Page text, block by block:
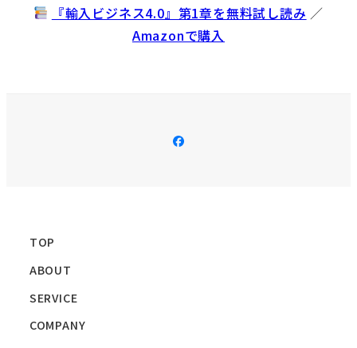
『輸入ビジネス4.0』第1章を無料試し読み ／
Amazonで購入
メ
TOP
ABOUT
SERVICE
COMPANY